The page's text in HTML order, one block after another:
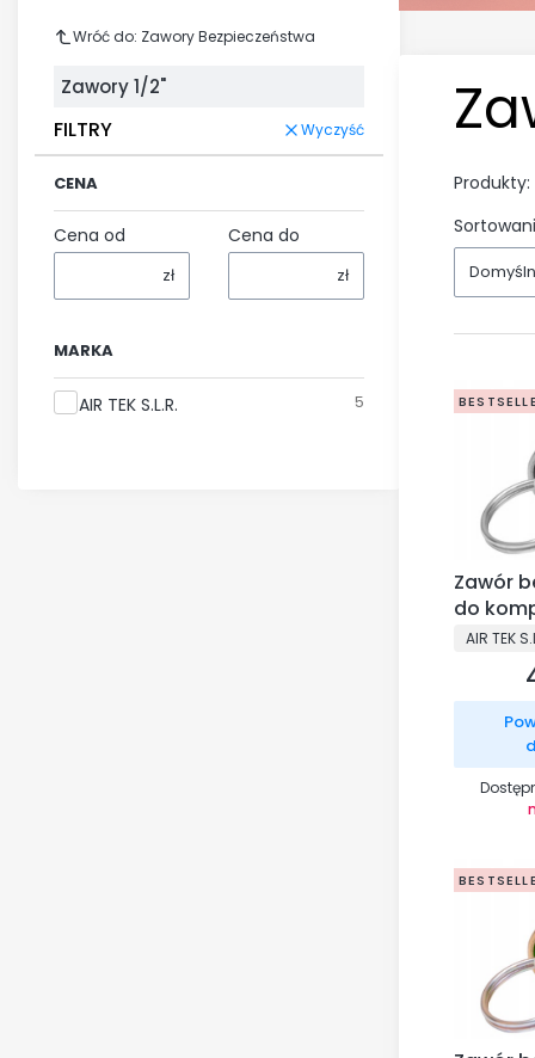
Wróć do: Zawory Bezpieczeństwa
Zawory 1/2"
FILTRY Wyczyść
CENA
Cena od
zł
Cena do
zł
MARKA
Marka
AIR TEK S.L.R. 5
Produkty:
Lista
Zawór
do
bar AIR
AIR TEK